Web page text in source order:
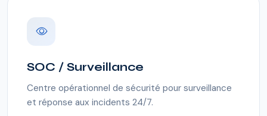
SOC / Surveillance
Centre opérationnel de sécurité pour surveillance
et réponse aux incidents 24/7.